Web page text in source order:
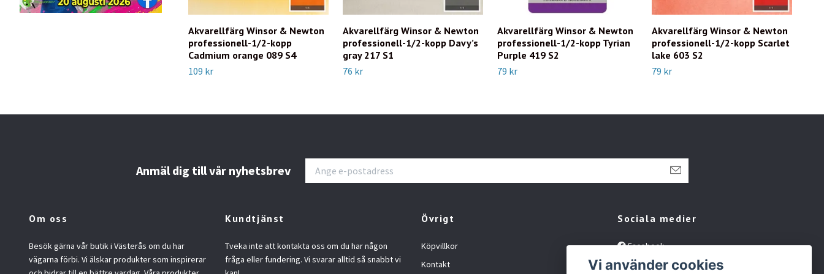
Akvarellfärg Winsor & Newton
professionell-1/2-kopp
Cadmium orange 089 S4
109 kr
Akvarellfärg Winsor & Newton
professionell-1/2-kopp Davy’s
gray 217 S1
76 kr
Akvarellfärg Winsor & Newton
professionell-1/2-kopp Tyrian
Purple 419 S2
79 kr
Akvarellfärg Winsor & Newton
professionell-1/2-kopp Scarlet
lake 603 S2
79 kr
Anmäl dig till vår nyhetsbrev
Om oss
Besök gärna vår butik i Västerås om du har
vägarna förbi. Vi älskar produkter som inspirerar
Kundtjänst
Tveka inte att kontakta oss om du har någon
fråga eller fundering. Vi svarar alltid så snabbt vi
Övrigt
Köpvillkor
Kontakt
Sociala medier
Facebook
Instagram
Vi använder cookies